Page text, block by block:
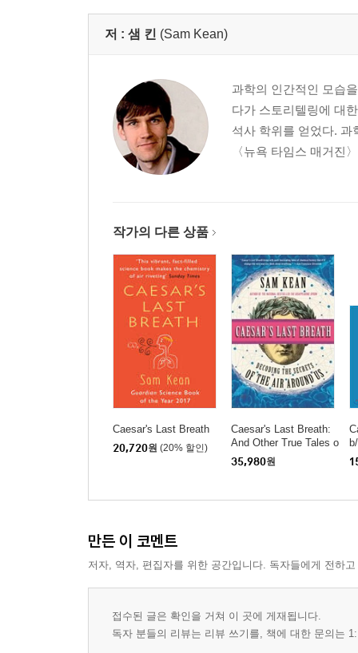
저 : 샘 킨 (Sam Kean)
과학의 인간적인 모습
다가 스토리텔링에 대
석사 학위를 얻었다.
〈뉴욕 타임스 매거진
작가의 다른 상품
Caesar's Last Breath
20,720원 (20% 할인)
Caesar's Last Breath:
And Other True Tales o
f History, Science, and
the Sextillions of Mole
Us
35,980원
만든 이 코멘트
저자, 역자, 편집자를 위한 공간입니다. 독자들에게 전하
접수된 글은 확인을 거쳐 이 곳에 게재됩니다.
독자 분들의 리뷰는 리뷰 쓰기를, 책에 대한 문의는